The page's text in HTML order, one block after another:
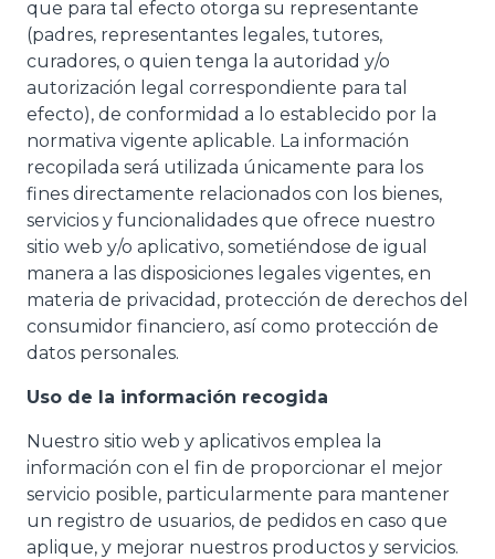
que para tal efecto otorga su representante
(padres, representantes legales, tutores,
curadores, o quien tenga la autoridad y/o
autorización legal correspondiente para tal
efecto), de conformidad a lo establecido por la
normativa vigente aplicable. La información
recopilada será utilizada únicamente para los
fines directamente relacionados con los bienes,
servicios y funcionalidades que ofrece nuestro
sitio web y/o aplicativo, sometiéndose de igual
manera a las disposiciones legales vigentes, en
materia de privacidad, protección de derechos del
consumidor financiero, así como protección de
datos personales.
Uso de la información recogida
Nuestro sitio web y aplicativos emplea la
información con el fin de proporcionar el mejor
servicio posible, particularmente para mantener
un registro de usuarios, de pedidos en caso que
aplique, y mejorar nuestros productos y servicios.